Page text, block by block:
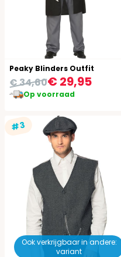
Peaky Blinders Outfit
€ 29,95
€ 34,60
Op voorraad
#3
Ook verkrijgbaar in andere:
variant